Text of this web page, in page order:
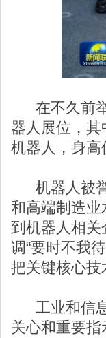
在不久前举
器人展位，
机器人，身
机器人被誉
和高端制造业
到机器人相
调“要时不我
把关键核心技
工业和信息
关心和重要